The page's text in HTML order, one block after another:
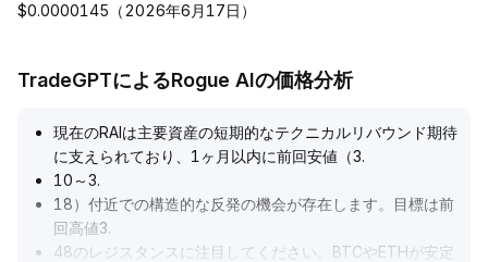
$0.0000145（2026年6月17日）
TradeGPTによるRogue AIの価格分析
現在のRAIは主要資産の短期的なテクニカルリバウンド期待
に支えられており、1ヶ月以内に前回安値（3.
10～3.
18）付近での構造的な反発の機会が存在します。目標は前
回高値3.
48のレジスタンスに注目してください。BTCやETHが安定